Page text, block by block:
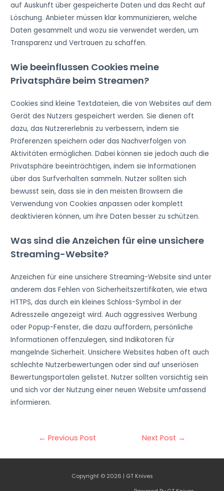
auf Auskunft über gespeicherte Daten und das Recht auf
Löschung. Anbieter müssen klar kommunizieren, welche
Daten gesammelt und wozu sie verwendet werden, um
Transparenz und Vertrauen zu schaffen.
Wie beeinflussen Cookies meine
Privatsphäre beim Streamen?
Cookies sind kleine Textdateien, die von Websites auf dem
Gerät des Nutzers gespeichert werden. Sie dienen oft
dazu, das Nutzererlebnis zu verbessern, indem sie
Präferenzen speichern oder das Nachverfolgen von
Aktivitäten ermöglichen. Dabei können sie jedoch auch die
Privatsphäre beeinträchtigen, indem sie Informationen
über das Surfverhalten sammeln. Nutzer sollten sich
bewusst sein, dass sie in den meisten Browsern die
Verwendung von Cookies anpassen oder komplett
deaktivieren können, um ihre Daten besser zu schützen.
Was sind die Anzeichen für eine unsichere
Streaming-Website?
Anzeichen für eine unsichere Streaming-Website sind unter
anderem das Fehlen von Sicherheitszertifikaten, wie etwa
HTTPS, das durch ein kleines Schloss-Symbol in der
Adresszeile angezeigt wird. Auch aggressives Werbung
oder Popup-Fenster, die dazu auffordern, persönliche
Informationen offenzulegen, sind Indikatoren für
mangelnde Sicherheit. Unsichere Websites haben oft auch
schlechte Nutzerbewertungen oder sind auf unseriösen
Bewertungsportalen gelistet. Nutzer sollten vorsichtig sein
und sich vor der Nutzung einer neuen Website umfassend
informieren.
← Previous Post Next Post →
Copyright © 2026 | GT Knives